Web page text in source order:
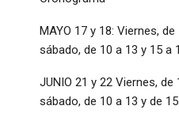
MAYO 17 y 18: Viernes,
sábado, de 10 a 13 y 15 a
JUNIO 21 y 22 Viernes,
sábado, de 10 a 13 y de